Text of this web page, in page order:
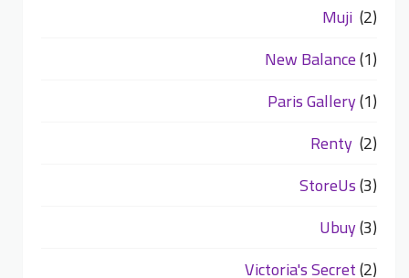
Muji (2)
New Balance(1)
Paris Gallery(1)
Renty (2)
StoreUs(3)
Ubuy(3)
Victoria's Secret(2)